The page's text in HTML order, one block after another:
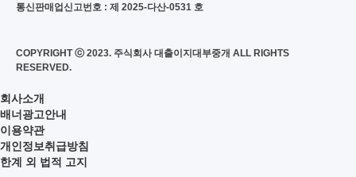
통신판매업신고번호 : 제 2025-다산-0531 호
COPYRIGHT ⓒ 2023. 주식회사 대출이지대부중개 ALL RIGHTS
RESERVED.
회사소개
배너광고안내
이용약관
개인정보취급방침
한계 외 법적 고지